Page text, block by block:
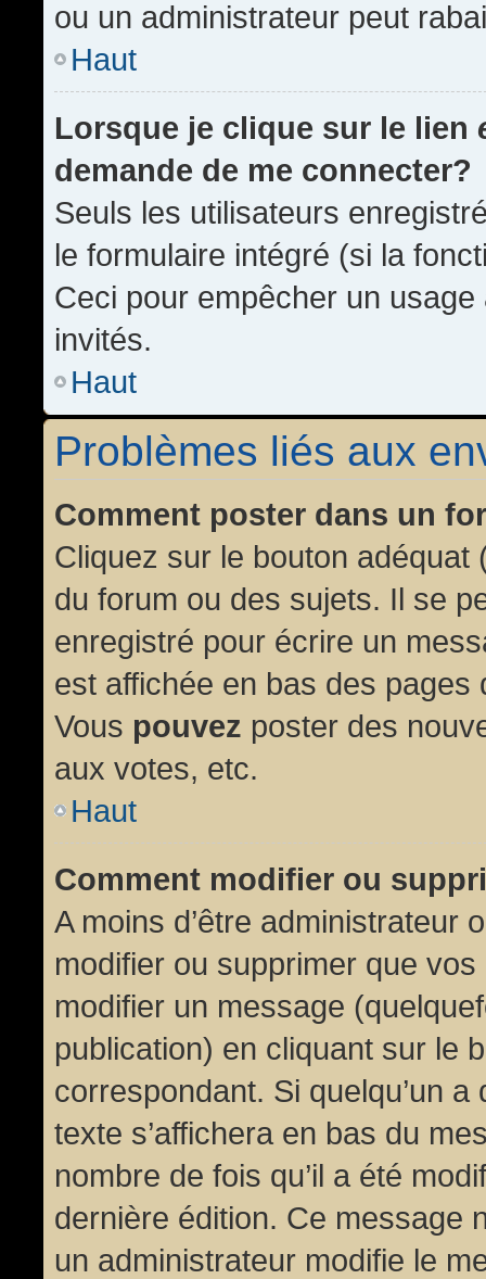
ou un administrateur peut
Haut
Lorsque je clique sur le lien
demande de me connecter?
Seuls les utilisateurs
le formulaire intégré (si la
Ceci pour empêcher un
invités.
Haut
Problèmes liés aux
Comment poster dans un
Cliquez sur le bouton
du forum ou des sujets. Il se
enregistré pour écrire un
est affichée en bas des
Vous pouvez poster des
aux votes, etc.
Haut
Comment modifier ou
A moins d’être administrateur
modifier ou supprimer que
modifier un message
publication) en cliquant sur le
correspondant. Si quelqu’un
texte s’affichera en bas du
nombre de fois qu’il a été
dernière édition. Ce message
un administrateur modifie le